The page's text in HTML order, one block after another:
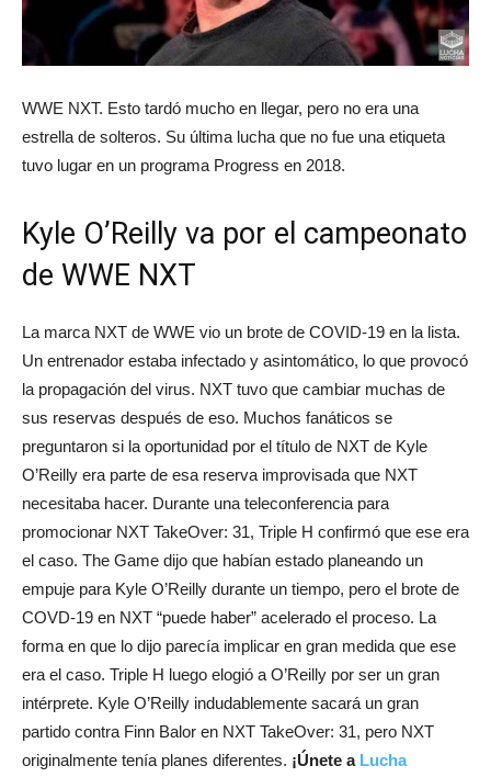
WWE NXT. Esto tardó mucho en llegar, pero no era una
estrella de solteros. Su última lucha que no fue una etiqueta
tuvo lugar en un programa Progress en 2018.
Kyle O’Reilly va por el campeonato
de WWE NXT
La marca NXT de WWE vio un brote de COVID-19 en la lista.
Un entrenador estaba infectado y asintomático, lo que provocó
la propagación del virus. NXT tuvo que cambiar muchas de
sus reservas después de eso. Muchos fanáticos se
preguntaron si la oportunidad por el título de NXT de Kyle
O’Reilly era parte de esa reserva improvisada que NXT
necesitaba hacer. Durante una teleconferencia para
promocionar NXT TakeOver: 31, Triple H confirmó que ese era
el caso. The Game dijo que habían estado planeando un
empuje para Kyle O’Reilly durante un tiempo, pero el brote de
COVD-19 en NXT “puede haber” acelerado el proceso. La
forma en que lo dijo parecía implicar en gran medida que ese
era el caso. Triple H luego elogió a O’Reilly por ser un gran
intérprete. Kyle O’Reilly indudablemente sacará un gran
partido contra Finn Balor en NXT TakeOver: 31, pero NXT
originalmente tenía planes diferentes. ¡Únete a Lucha